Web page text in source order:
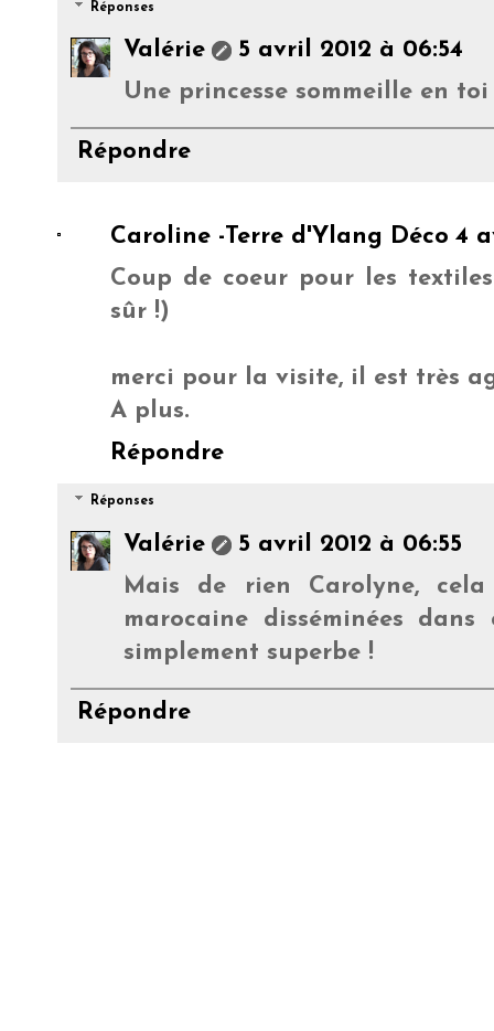
Réponses
Valérie
5 avril 2012 à 06:54
Une princesse sommeille en toi
Répondre
Caroline -Terre d'Ylang Déco 4
Coup de coeur pour les
sûr !)
merci pour la visite, il est très
A plus.
Répondre
Réponses
Valérie
5 avril 2012 à 06:55
Mais de rien Carolyne,
marocaine disséminées
simplement superbe !
Répondre